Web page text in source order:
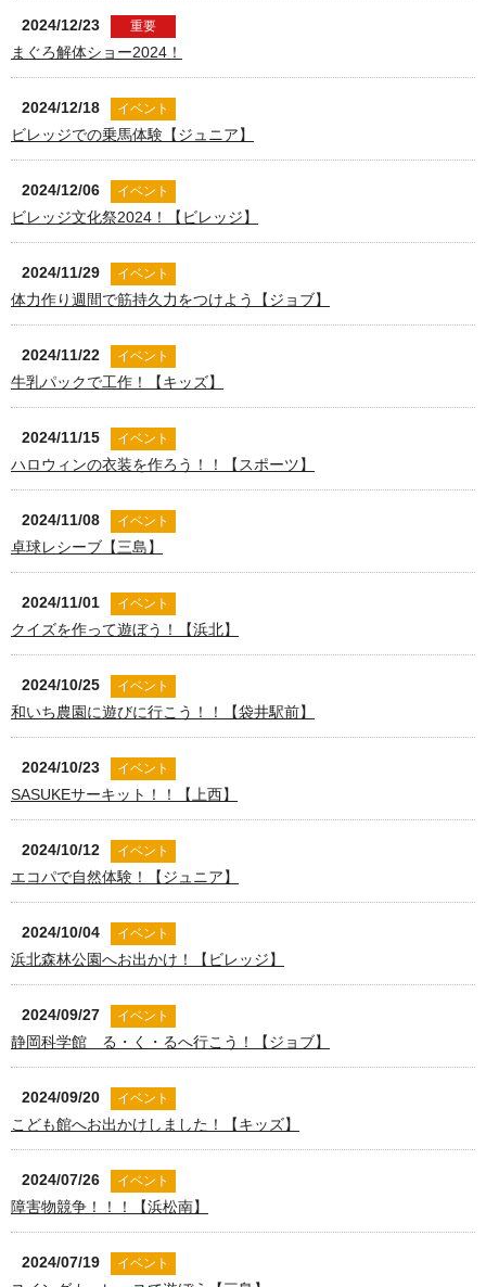
2024/12/23 重要
まぐろ解体ショー2024！
2024/12/18 イベント
ビレッジでの乗馬体験【ジュニア】
2024/12/06 イベント
ビレッジ文化祭2024！【ビレッジ】
2024/11/29 イベント
体力作り週間で筋持久力をつけよう【ジョブ】
2024/11/22 イベント
牛乳パックで工作！【キッズ】
2024/11/15 イベント
ハロウィンの衣装を作ろう！！【スポーツ】
2024/11/08 イベント
卓球レシーブ【三島】
2024/11/01 イベント
クイズを作って遊ぼう！【浜北】
2024/10/25 イベント
和いち農園に遊びに行こう！！【袋井駅前】
2024/10/23 イベント
SASUKEサーキット！！【上西】
2024/10/12 イベント
エコパで自然体験！【ジュニア】
2024/10/04 イベント
浜北森林公園へお出かけ！【ビレッジ】
2024/09/27 イベント
静岡科学館 る・く・るへ行こう！【ジョブ】
2024/09/20 イベント
こども館へお出かけしました！【キッズ】
2024/07/26 イベント
障害物競争！！！【浜松南】
2024/07/19 イベント